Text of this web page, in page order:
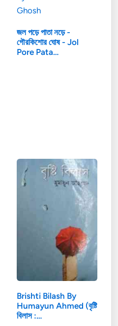
জল পড়ে পাতা নড়ে -
গৌরকিশোর ঘোষ - Jol
Pore Pata…
Brishti Bilash By
Humayun Ahmed (বৃষ্টি
বিলাস :…